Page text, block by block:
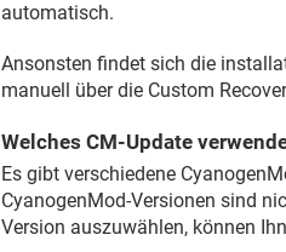
automatisch.
Ansonsten findet sich die
manuell über die Custom
Welches CM-Update
Es gibt verschiedene
CyanogenMod-Versionen sind
Version auszuwählen, können